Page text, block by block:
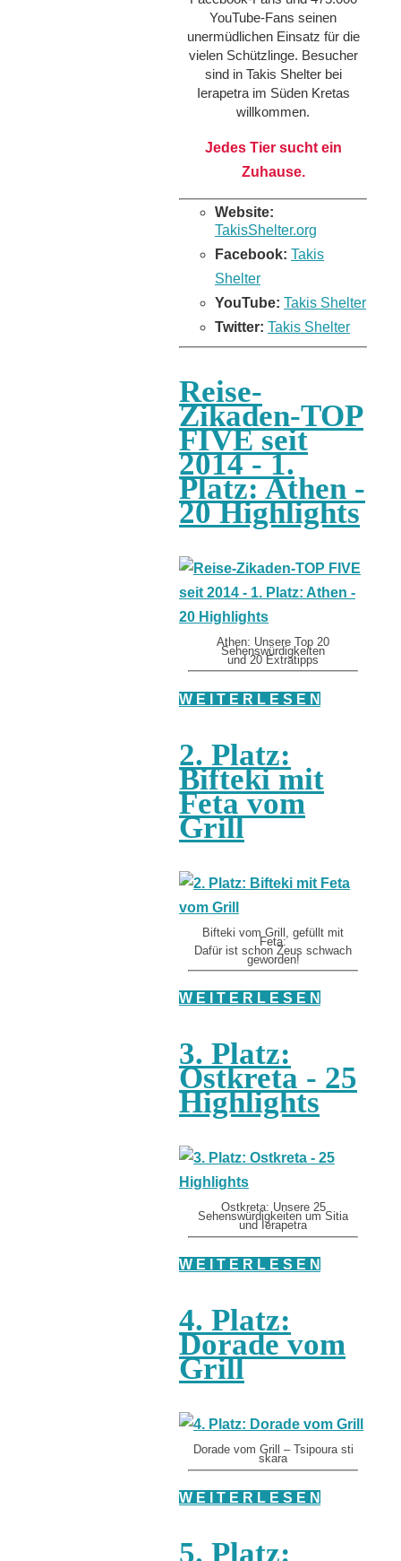
YouTube-Fans seinen
unermüdlichen Einsatz für die
vielen Schützlinge. Besucher
sind in Takis Shelter bei
Ierapetra im Süden Kretas
willkommen.
Jedes Tier sucht ein
Zuhause.
Website:
TakisShelter.org
Facebook: Takis
Shelter
YouTube: Takis Shelter
Twitter: Takis Shelter
Reise-
Zikaden-TOP
FIVE seit
2014 - 1.
Platz: Athen -
20 Highlights
Athen: Unsere Top 20
Sehenswürdigkeiten
und 20 Extratipps
W E I T E R L E S E N
2. Platz:
Bifteki mit
Feta vom
Grill
Bifteki vom Grill, gefüllt mit
Feta:
Dafür ist schon Zeus schwach
geworden!
W E I T E R L E S E N
3. Platz:
Ostkreta - 25
Highlights
Ostkreta: Unsere 25
Sehenswürdigkeiten um Sitia
und Ierapetra
W E I T E R L E S E N
4. Platz:
Dorade vom
Grill
Dorade vom Grill – Tsipoura sti
skara
W E I T E R L E S E N
5. Platz: